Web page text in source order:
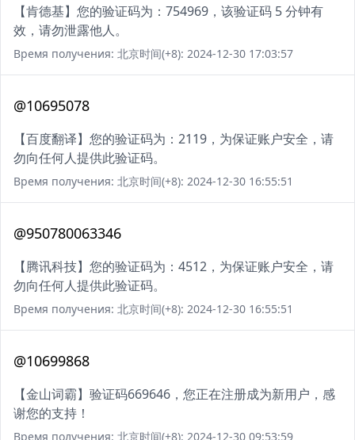
【肯德基】您的验证码为：754969，该验证码 5 分钟有
效，请勿泄露他人。
Время получения: 北京时间(+8): 2024-12-30 17:03:57
@10695078
【百度翻译】您的验证码为：2119，为保证账户安全，请
勿向任何人提供此验证码。
Время получения: 北京时间(+8): 2024-12-30 16:55:51
@950780063346
【腾讯科技】您的验证码为：4512，为保证账户安全，请
勿向任何人提供此验证码。
Время получения: 北京时间(+8): 2024-12-30 16:55:51
@10699868
【金山词霸】验证码669646，您正在注册成为新用户，感
谢您的支持！
Время получения: 北京时间(+8): 2024-12-30 09:53:59